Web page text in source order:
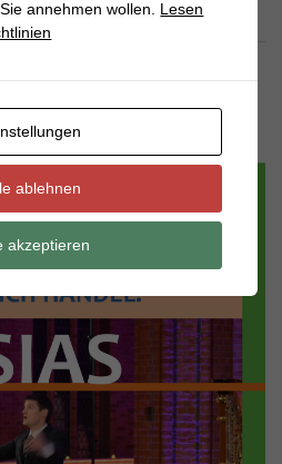
ANZEIGEN
annehmen wollen. Lesen
ablehnen
akzeptieren